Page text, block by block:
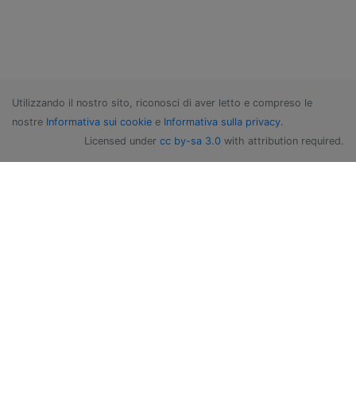
Utilizzando il nostro sito, riconosci di aver letto e compreso le
nostre Informativa sui cookie e Informativa sulla privacy.
Licensed under cc by-sa 3.0 with attribution required.